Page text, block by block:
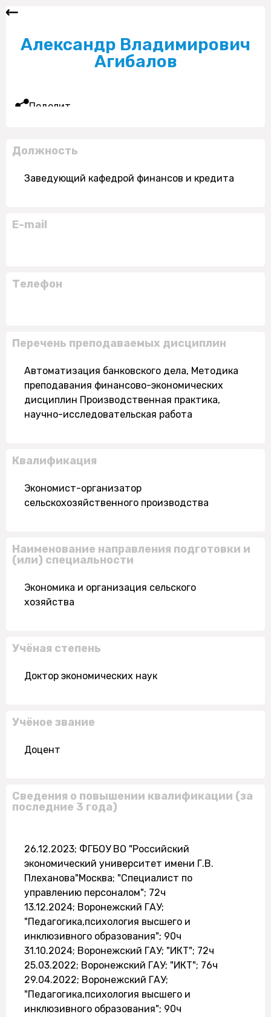
Александр Владимирович
Агибалов
Поделиться
Должность
Заведующий кафедрой финансов и кредита
E-mail
Телефон
Перечень преподаваемых дисциплин
Автоматизация банковского дела, Методика
преподавания финансово-экономических
дисциплин Производственная практика,
научно-исследовательская работа
Квалификация
Экономист-организатор
сельскохозяйственного производства
Наименование направления подготовки и
(или) специальности
Экономика и организация сельского
хозяйства
Учёная степень
Доктор экономических наук
Учёное звание
Доцент
Сведения о повышении квалификации (за
последние 3 года)
26.12.2023; ФГБОУ ВО "Российский
экономический университет имени Г.В.
Плеханова"Москва; "Специалист по
управлению персоналом"; 72ч
13.12.2024; Воронежский ГАУ;
"Педагогика,психология высшего и
инклюзивного образования"; 90ч
31.10.2024; Воронежский ГАУ; "ИКТ"; 72ч
25.03.2022; Воронежский ГАУ; "ИКТ"; 76ч
29.04.2022; Воронежский ГАУ;
"Педагогика,психология высшего и
инклюзивного образования"; 90ч